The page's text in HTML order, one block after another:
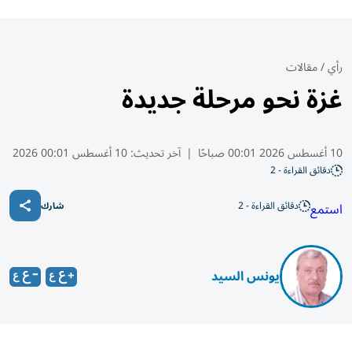
رأي/مقالات
غزة نحو مرحلة جديدة
10 أغسطس 2026 00:01 صباحًا | آخر تحديث:10 أغسطس 00:01 2026
دقائق القراءة - 2
استمع دقائق القراءة - 2 شارك
يونس السيد